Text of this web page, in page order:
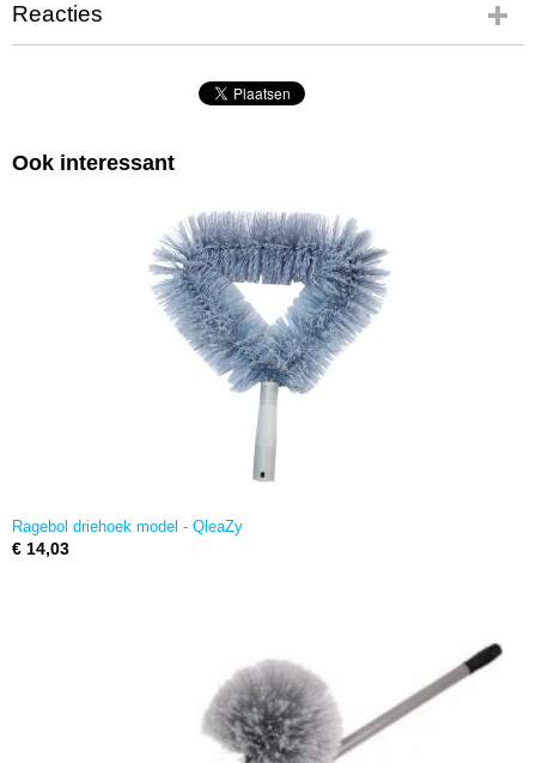
Reacties
Ook interessant
Ragebol driehoek model - QleaZy
€ 14,03